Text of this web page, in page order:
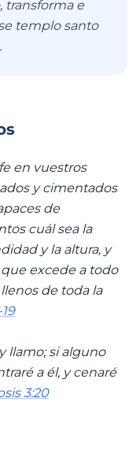
transforma e
templo santo
en vuestros
y cimentados
de
cuál sea la
y la altura, y
excede a todo
de toda la
llamo; si alguno
a él, y cenaré
3:20